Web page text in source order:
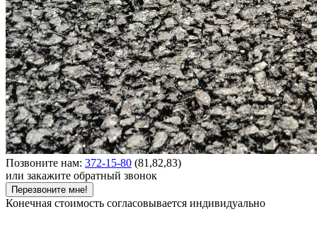
Позвоните нам: 372-15-80 (81,82,83)
или закажите обратный звонок
Перезвоните мне!
Конечная стоимость согласовывается индивидуально